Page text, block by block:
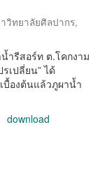
วิทยาลัยศิลปากร,
ำรีสอร์ท ต.โคกงาม
เปลี่ยน” ได้
องต้นแล้วภูผาน้ำ
download